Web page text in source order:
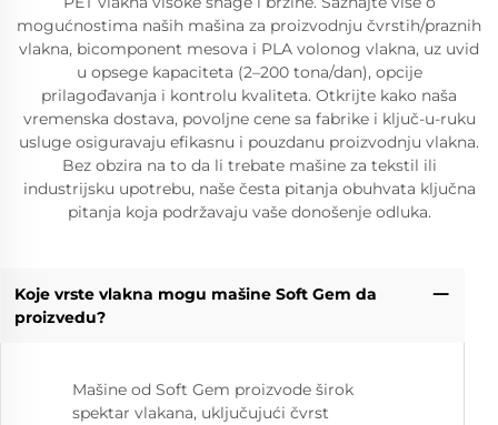
mogućnostima naših mašina za proizvodnju čvrstih/praznih
vlakna, bicomponent mesova i PLA volonog vlakna, uz uvid
u opsege kapaciteta (2–200 tona/dan), opcije
prilagođavanja i kontrolu kvaliteta. Otkrijte kako naša
vremenska dostava, povoljne cene sa fabrike i ključ-u-ruku
usluge osiguravaju efikasnu i pouzdanu proizvodnju vlakna.
Bez obzira na to da li trebate mašine za tekstil ili
industrijsku upotrebu, naše česta pitanja obuhvata ključna
pitanja koja podržavaju vaše donošenje odluka.
Koje vrste vlakna mogu mašine Soft Gem da
proizvedu?
Mašine od Soft Gem proizvode širok
spektar vlakana, uključujući čvrst